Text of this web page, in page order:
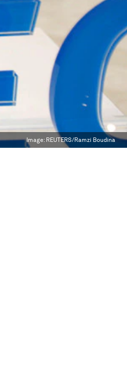
Image: REUTERS/Ramzi Boudina